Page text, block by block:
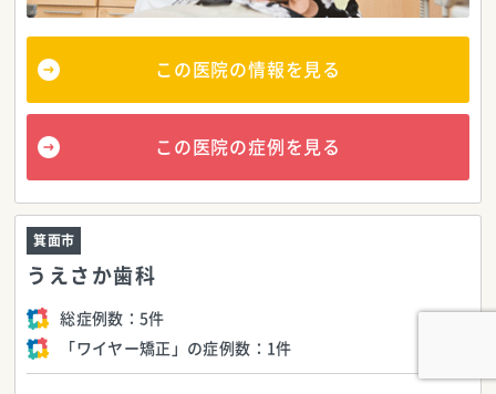
この医院の情報を見る
この医院の症例を見る
うえさか歯科
箕面市
総症例数： 5件
「ワイヤー矯正」の症例数： 1件